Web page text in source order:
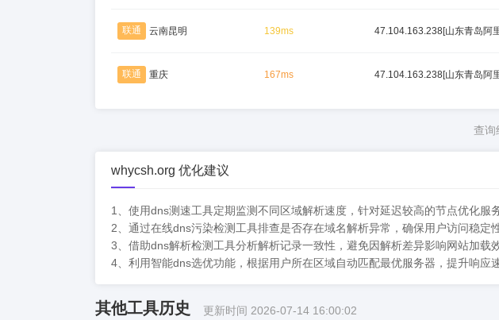
联通 云南昆明 139ms 47.104.163.238[山东青岛阿
联通 重庆 167ms 47.104.163.238[山东青岛阿
查询
whycsh.org 优化建议
1、使用dns测速工具定期监测不同区域解析速度，针对延迟较高的节点优化服
2、通过在线dns污染检测工具排查是否存在域名解析异常，确保用户访问稳定性
3、借助dns解析检测工具分析解析记录一致性，避免因解析差异影响网站加载效
4、利用智能dns选优功能，根据用户所在区域自动匹配最优服务器，提升响应速
其他工具历史 更新时间 2026-07-14 16:00:02